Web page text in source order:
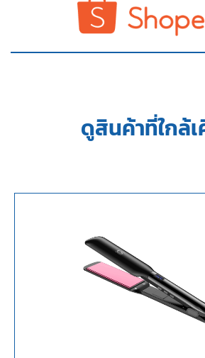
ดูสินค้าที่ใกล้